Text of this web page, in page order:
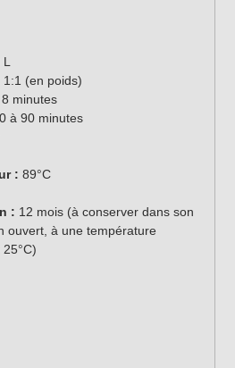
1:1 (en poids)
minutes
à 90 minutes
: 89°C
: 12 mois (à conserver dans son
ouvert, à une température